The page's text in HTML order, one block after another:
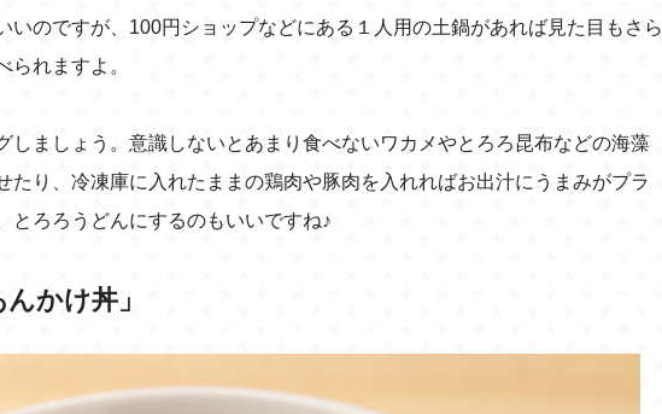
いのですが、100円ショップなどにある１人用の土鍋があれば見た目もさら
られますよ。
しましょう。意識しないとあまり食べないワカメやとろろ昆布などの海藻
たり、冷凍庫に入れたままの鶏肉や豚肉を入れればお出汁にうまみがプラ
とろろうどんにするのもいいですね♪
かけ丼」